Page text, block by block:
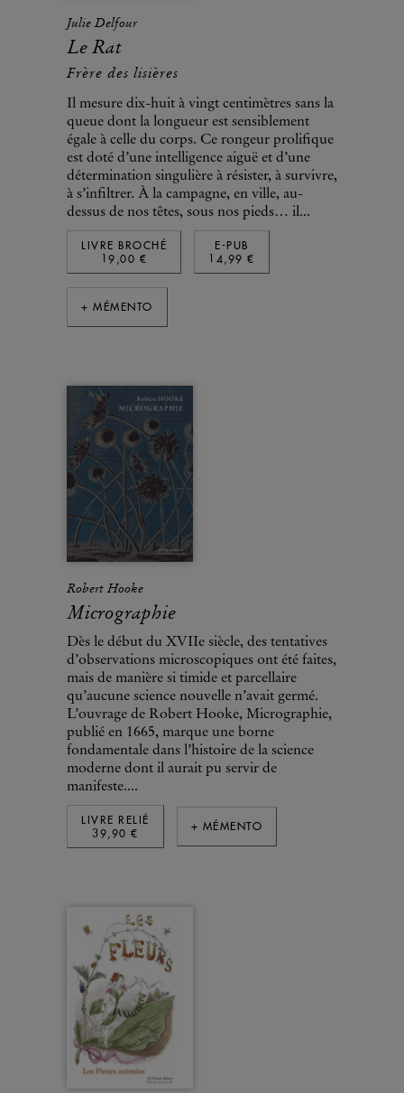
Julie Delfour
Le Rat
Frère des lisières
Il mesure dix-huit à vingt centimètres sans la
queue dont la longueur est sensiblement
égale à celle du corps. Ce rongeur prolifique
est doté d’une intelligence aiguë et d’une
détermination singulière à résister, à survivre,
à s’infiltrer. À la campagne, en ville, au-
dessus de nos têtes, sous nos pieds… il...
LIVRE BROCHÉ
19,00 €
E-PUB
14,99 €
+ MÉMENTO
Robert Hooke
Micrographie
Dès le début du XVIIe siècle, des tentatives
d’observations microscopiques ont été faites,
mais de manière si timide et parcellaire
qu’aucune science nouvelle n’avait germé.
L’ouvrage de Robert Hooke, Micrographie,
publié en 1665, marque une borne
fondamentale dans l’histoire de la science
moderne dont il aurait pu servir de
manifeste....
LIVRE RELIÉ
39,90 €
+ MÉMENTO